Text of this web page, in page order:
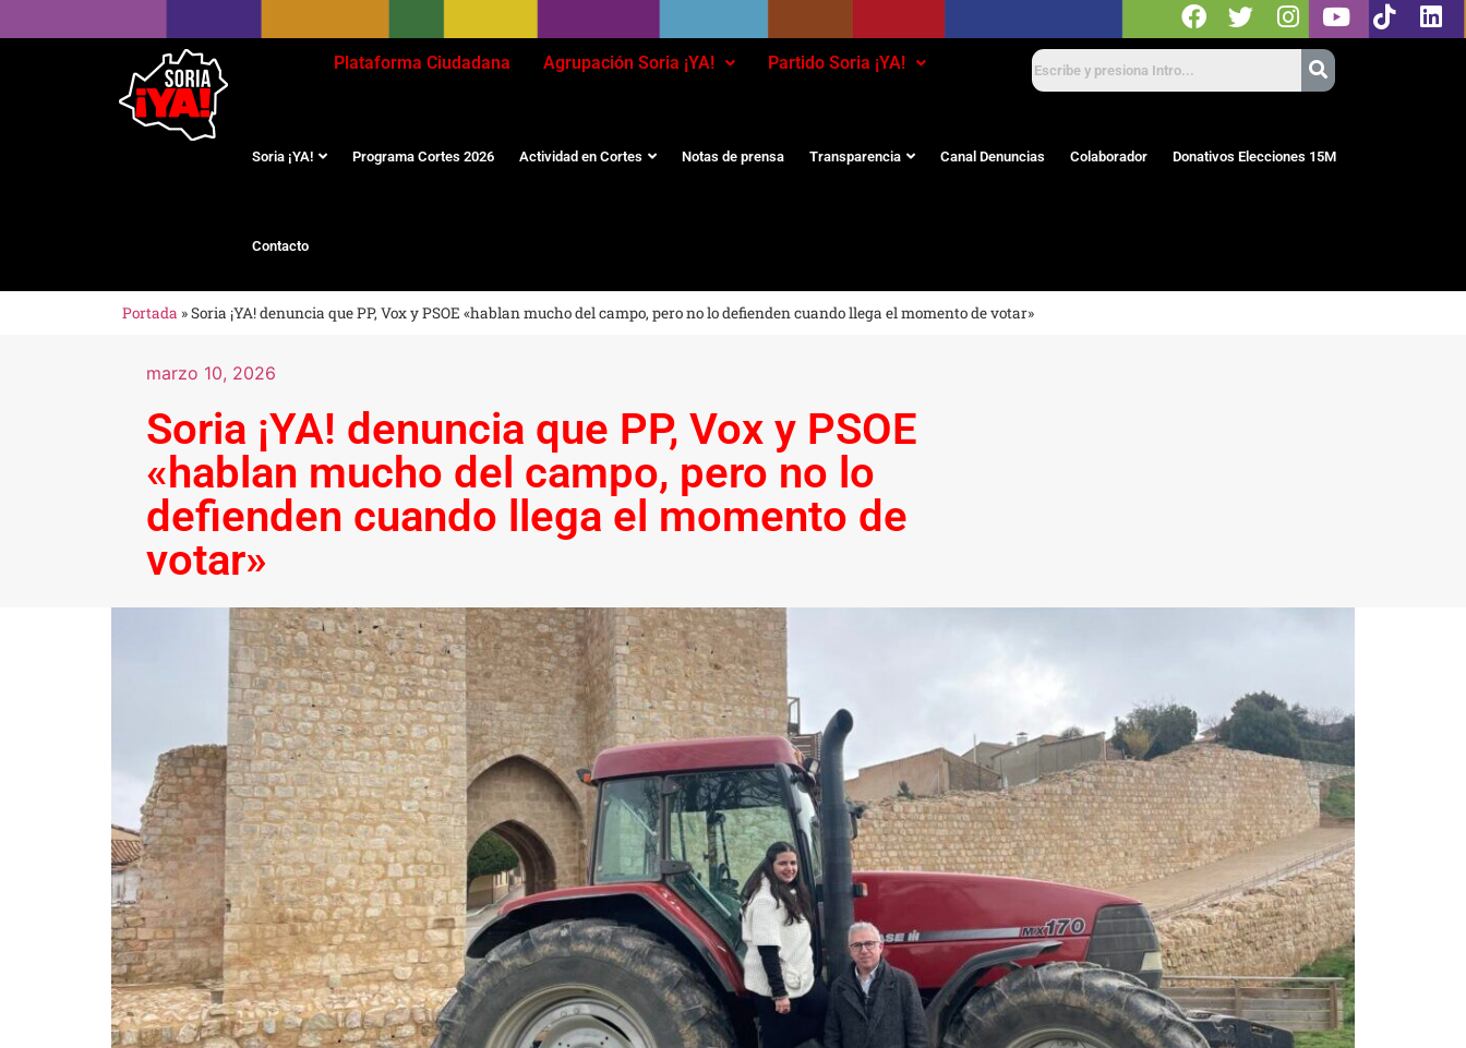
Plataforma Ciudadana Agrupación Soria ¡YA! Partido Soria ¡YA!
Soria ¡YA! Programa Cortes 2026 Actividad en Cortes Notas de prensa Transparencia Canal Denuncias Colaborador Donativos Elecciones 15M
Contacto
Portada »Soria ¡YA! denuncia que PP, Vox y PSOE «hablan mucho del campo, pero no lo defienden cuando llega el momento de votar»
marzo 10, 2026
Soria ¡YA! denuncia que PP, Vox y PSOE
«hablan mucho del campo, pero no lo
defienden cuando llega el momento de
votar»